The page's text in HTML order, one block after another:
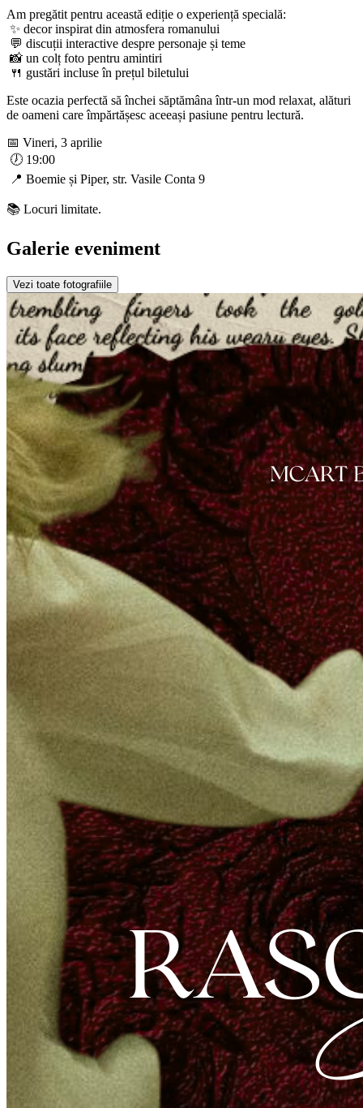
Am pregătit pentru această ediție o experiență specială:
✨ decor inspirat din atmosfera romanului
💬 discuții interactive despre personaje și teme
📸 un colț foto pentru amintiri
🍴 gustări incluse în prețul biletului
Este ocazia perfectă să închei săptămâna într-un mod relaxat, alături
de oameni care împărtășesc aceeași pasiune pentru lectură.
📅 Vineri, 3 aprilie
🕖 19:00
📍 Boemie și Piper, str. Vasile Conta 9
📚 Locuri limitate.
Galerie eveniment
Vezi toate fotografiile